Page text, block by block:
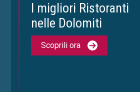
I migliori Ristoranti
nelle Dolomiti
Scoprili ora